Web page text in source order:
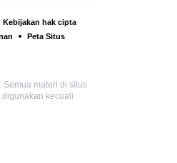
Kebijakan hak cipta
Peta Situs
materi di situs
kecuali